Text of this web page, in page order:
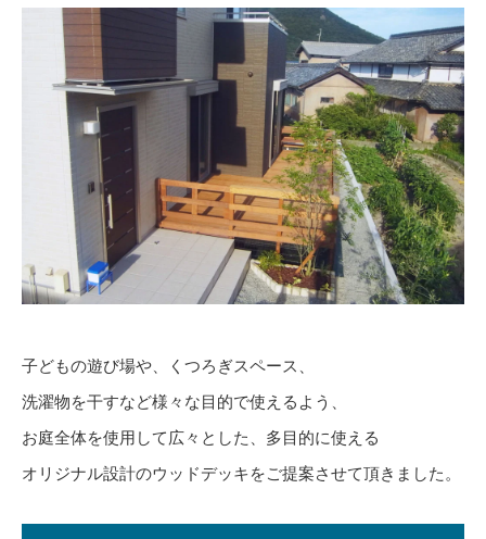
子どもの遊び場や、くつろぎスペース、
洗濯物を干すなど様々な目的で使えるよう、
お庭全体を使用して広々とした、多目的に使える
オリジナル設計のウッドデッキをご提案させて頂きました。